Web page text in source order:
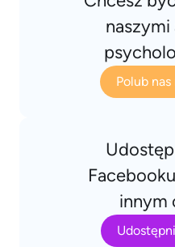
naszymi
Polub
innym